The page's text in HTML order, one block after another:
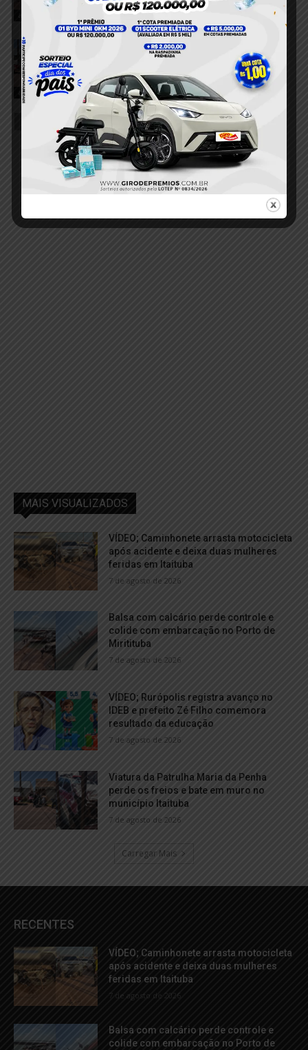
7 de agosto de 2026
acidente
Viatura da Patrulha Maria da Penha
perde os freios e bate em muro no
município Itaituba
7 de agosto de 2026
MAIS VISUALIZADOS
VÍDEO; Caminhonete arrasta motocicleta
após acidente e deixa duas mulheres
feridas em Itaituba
7 de agosto de 2026
Balsa com calcário perde controle e
colide com embarcação no Porto de
Miritituba
7 de agosto de 2026
VÍDEO; Rurópolis registra avanço no
IDEB e prefeito Zé Filho comemora
resultado da educação
7 de agosto de 2026
Viatura da Patrulha Maria da Penha
perde os freios e bate em muro no
município Itaituba
7 de agosto de 2026
Carregar Mais
RECENTES
VÍDEO; Caminhonete arrasta motocicleta
após acidente e deixa duas mulheres
feridas em Itaituba
7 de agosto de 2026
Balsa com calcário perde controle e
colide com embarcação no Porto de